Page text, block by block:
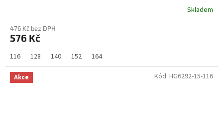
Skladem
476 Kč bez DPH
576 Kč
116 128 140 152 164
Akce Kód: HG6292-15-116